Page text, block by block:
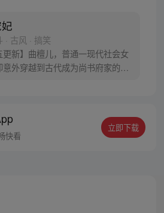
· 古风 · 搞笑
更新】曲檀儿，普通一现代社会女
意外穿越到古代成为尚书府家的四
次爬墙逃离，却碰上无情装×八王
智八王妃如何与腹黑八王爷斗智斗
快看
立即下载